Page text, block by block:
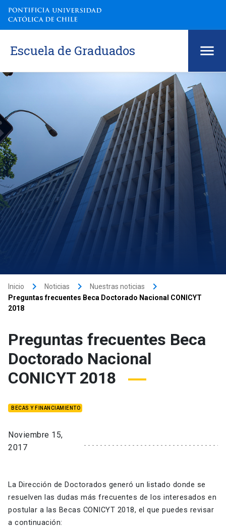
Escuela de Graduados
Inicio keyboard_arrow_right Noticias keyboard_arrow_right Nuestras noticias keyboard_arrow_right
Preguntas frecuentes Beca Doctorado Nacional CONICYT
2018
Preguntas frecuentes Beca
Doctorado Nacional
CONICYT 2018
BECAS Y FINANCIAMIENTO
Noviembre 15,
2017
La Dirección de Doctorados generó un listado donde se
resuelven las dudas más frecuentes de los interesados en
postular a las Becas CONICYT 2018, el que puedes revisar
a continuación: